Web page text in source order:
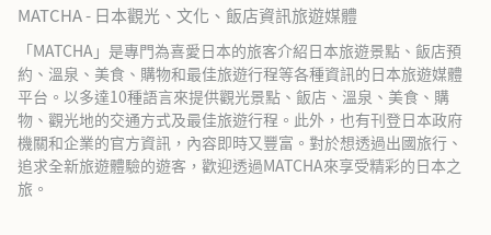
MATCHA - 日本觀光、文化、飯店資訊旅遊媒體
「MATCHA」是專門為喜愛日本的旅客介紹日本旅遊景點、飯店預
約、溫泉、美食、購物和最佳旅遊行程等各種資訊的日本旅遊媒體
平台。以多達10種語言來提供觀光景點、飯店、溫泉、美食、購
物、觀光地的交通方式及最佳旅遊行程。此外，也有刊登日本政府
機關和企業的官方資訊，內容即時又豐富。對於想透過出國旅行、
追求全新旅遊體驗的遊客，歡迎透過MATCHA來享受精彩的日本之
旅。